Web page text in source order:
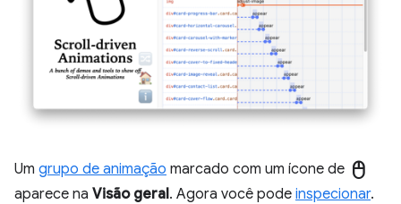
Um grupo de animação marcado com um ícone de mouse
aparece na Visão geral. Agora você pode inspecionar.